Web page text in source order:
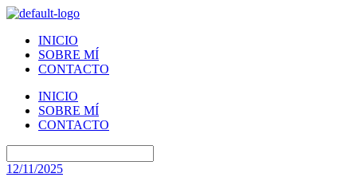
INICIO
SOBRE MÍ
CONTACTO
INICIO
SOBRE MÍ
CONTACTO
12/11/2025